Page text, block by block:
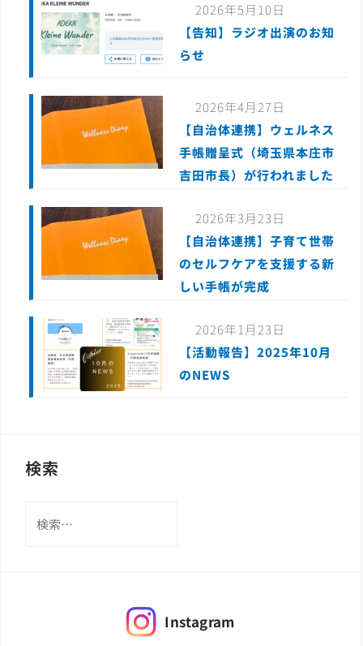
2026年5月10日
【告知】ラジオ出演のお知
らせ
2026年4月27日
【自治体連携】ウェルネス
手帳贈呈式（埼玉県本庄市
吉田市長）が行われました
2026年3月23日
【自治体連携】子育て世帯
のセルフケアを支援する新
しい手帳が完成
2026年1月23日
【活動報告】2025年10月
のNEWS
検索
索:
Instagram